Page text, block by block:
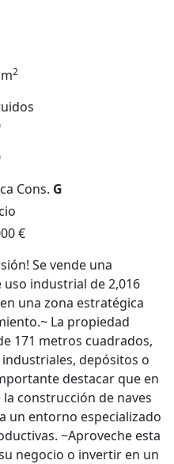
2
Cons. G
€
Se vende una
industrial de 2,016
una zona estratégica
La propiedad
171 metros cuadrados,
depósitos o
destacar que en
construcción de naves
un entorno especializado
~Aproveche esta
negocio o invertir en un